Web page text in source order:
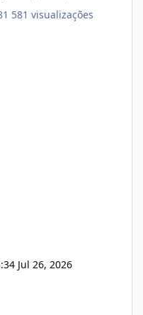
e conta com
581 visualizações
Jul 26, 2026